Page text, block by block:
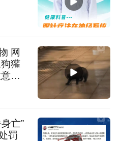
网
獾
安
亡”
罚